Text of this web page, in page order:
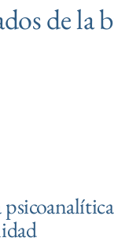
de la